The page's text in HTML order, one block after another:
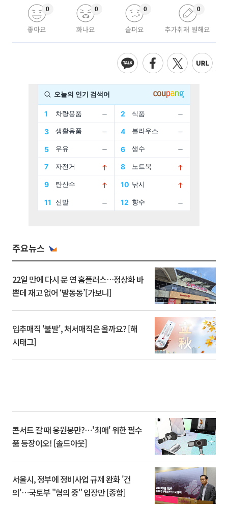
좋아요
0
화나요
0
슬퍼요
0
추가취재 원해요
0
주요뉴스
22일 만에 다시 문 연 홈플러스…정상화 바
쁜데 재고 없어 ‘발동동’[가보니]
입추매직 '불발', 처서매직은 올까요? [해
시태그]
콘서트 갈 때 응원봉만?⋯'최애' 위한 필수
품 등장이오! [솔드아웃]
서울시, 정부에 정비사업 규제 완화 '건
의'⋯국토부 "협의 중" 입장만 [종합]